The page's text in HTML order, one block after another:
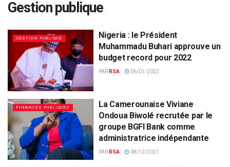
Gestion publique
GESTION PUBLIQUE
Nigeria : le Président
Muhammadu Buhari approuve un
budget record pour 2022
PAR RSA 06/01/2022
FINANCES PUBLIQUES
La Camerounaise Viviane
Ondoua Biwolé recrutée par le
groupe BGFI Bank comme
administratrice indépendante
PAR RSA 08/12/2021